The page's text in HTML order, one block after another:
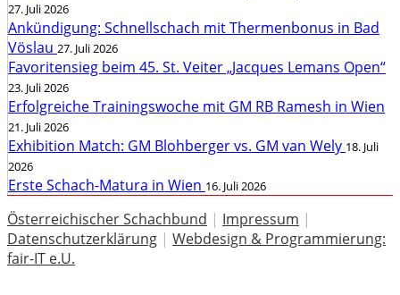
27. Juli 2026
Ankündigung: Schnellschach mit Thermenbonus in Bad
Vöslau 27. Juli 2026
Favoritensieg beim 45. St. Veiter „Jacques Lemans Open“
23. Juli 2026
Erfolgreiche Trainingswoche mit GM RB Ramesh in Wien
21. Juli 2026
Exhibition Match: GM Blohberger vs. GM van Wely 18. Juli
2026
Erste Schach-Matura in Wien 16. Juli 2026
Österreichischer Schachbund | Impressum |
Datenschutzerklärung | Webdesign & Programmierung:
fair-IT e.U.